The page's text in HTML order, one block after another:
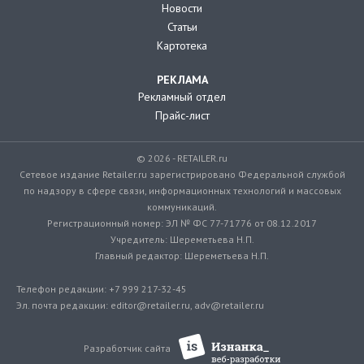
Новости
Статьи
Картотека
РЕКЛАМА
Рекламный отдел
Прайс-лист
© 2026 - RETAILER.ru
Сетевое издание Retailer.ru зарегистрировано Федеральной службой
по надзору в сфере связи, информационных технологий и массовых
коммуникаций.
Регистрационный номер: ЭЛ № ФС 77-71776 от 08.12.2017
Учредитель: Шереметьева Н.П.
Главный редактор: Шереметьева Н.П.
Телефон редакции: +7 999 217-32-45
Эл. почта редакции: editor@retailer.ru, adv@retailer.ru
Разработчик сайта